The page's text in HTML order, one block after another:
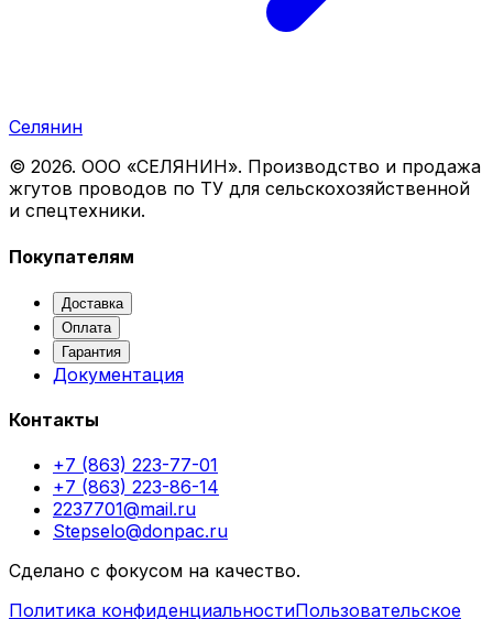
Селянин
© 2026. ООО «СЕЛЯНИН». Производство и продажа
жгутов проводов по ТУ для сельскохозяйственной
и спецтехники.
Покупателям
Доставка
Оплата
Гарантия
Документация
Контакты
+7 (863) 223-77-01
+7 (863) 223-86-14
2237701@mail.ru
Stepselo@donpac.ru
Сделано с фокусом на качество.
Политика конфиденциальностиПользовательское